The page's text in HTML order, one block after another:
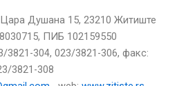
Душана 15, 23210 Житиште
ПИБ 102159550
3821-304, 023/3821-306, факс:
3821-308